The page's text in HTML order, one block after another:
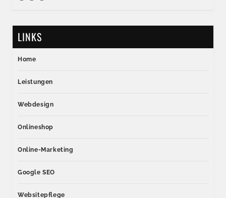
LINKS
Home
Leistungen
Webdesign
Onlineshop
Online-Marketing
Google SEO
Websitepflege